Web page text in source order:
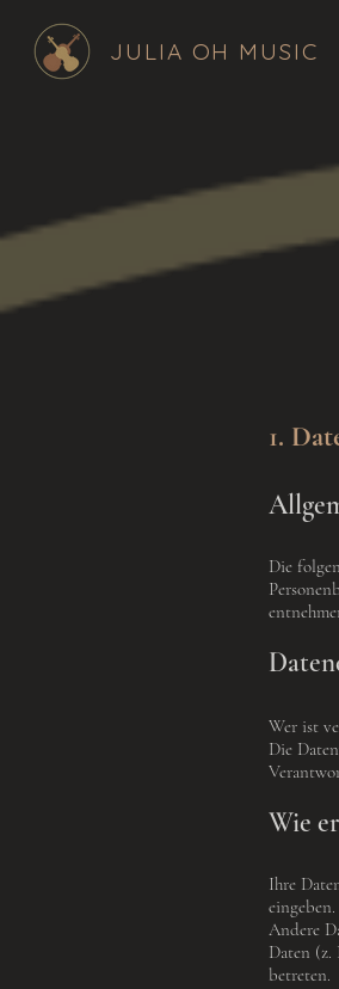
JULIA OH MUSIC
1.
Die
Wer ist
Die
Wie
Ihre
eingeben.
Andere
Daten (z.
betreten.